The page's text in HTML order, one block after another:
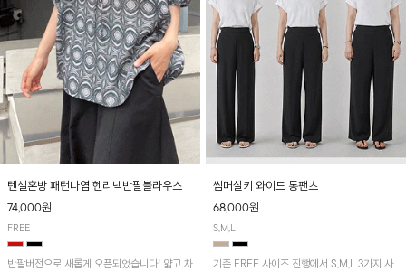
텐셀혼방 패턴나염 헨리넥반팔블라우스
74,000원
FREE
반팔버전으로 새롭게 오픈되었습니다! 얇고 차
썸머실키 와이드 통팬츠
68,000원
S,M,L
기존 FREE 사이즈 진행에서 S,M,L 3가지 사